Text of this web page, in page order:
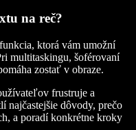
na reč?
ktorá vám umožní
multitaskingu, šoférovaní
zostať v obraze.
frustruje a
najčastejšie dôvody, prečo
a poradí konkrétne kroky